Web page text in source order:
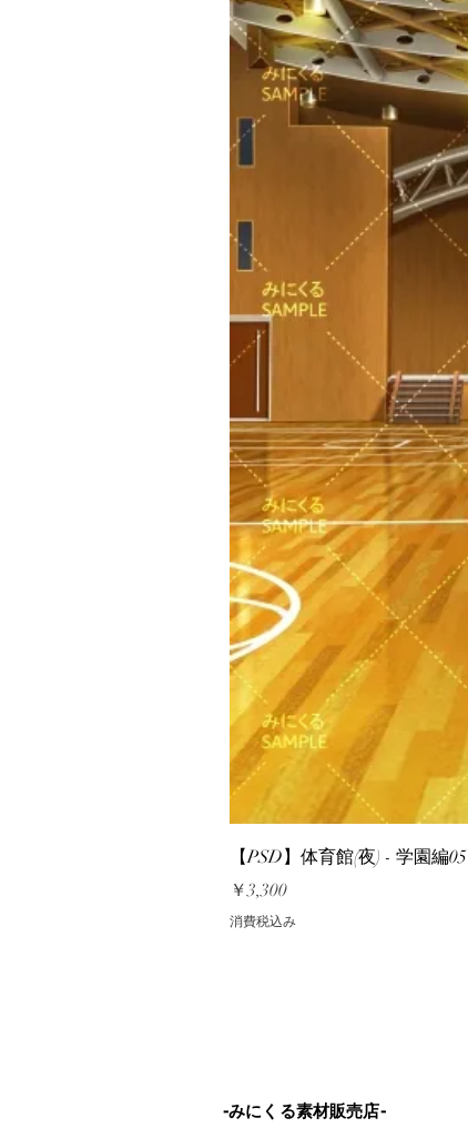
【PSD】体育館(夜) - 学園編05
価格
￥3,300
消費税込み
-みにくる素材販売店-